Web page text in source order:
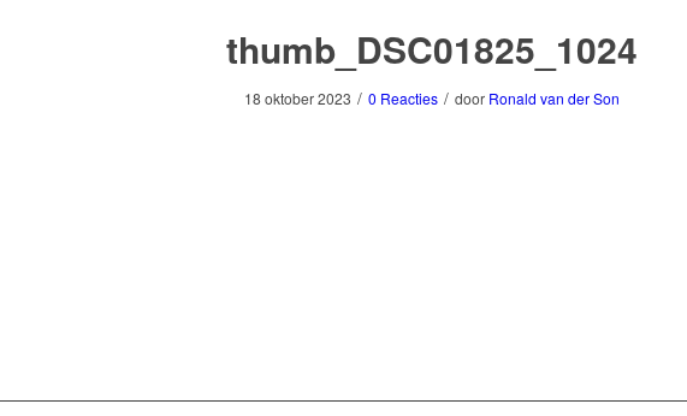
thumb_DSC01825_1024
18 oktober 2023 / 0 Reacties / door Ronald van der Son